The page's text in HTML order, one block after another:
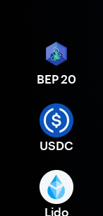
BEP 20
USDC
Lido